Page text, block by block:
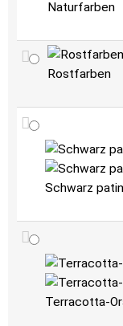
Naturfarben
Rostfarben
Schwarz
Terracotta-